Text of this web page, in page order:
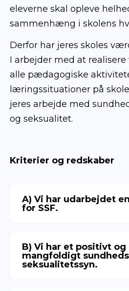
eleverne skal opleve
sammenhæng i skolens
Derfor har jeres skoles
I arbejder med at
alle pædagogiske
læringssituationer på
jeres arbejde med
og seksualitet.
Kriterier og redskaber
A) Vi har udarbejdet
for SSF.
B) Vi har et positivt og
mangfoldigt
seksualitetssyn.